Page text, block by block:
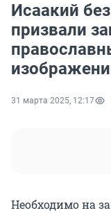
Исаакий
призвали
31 марта 2025, 12:17
Необходимо на